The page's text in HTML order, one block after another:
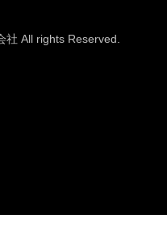
All rights Reserved.